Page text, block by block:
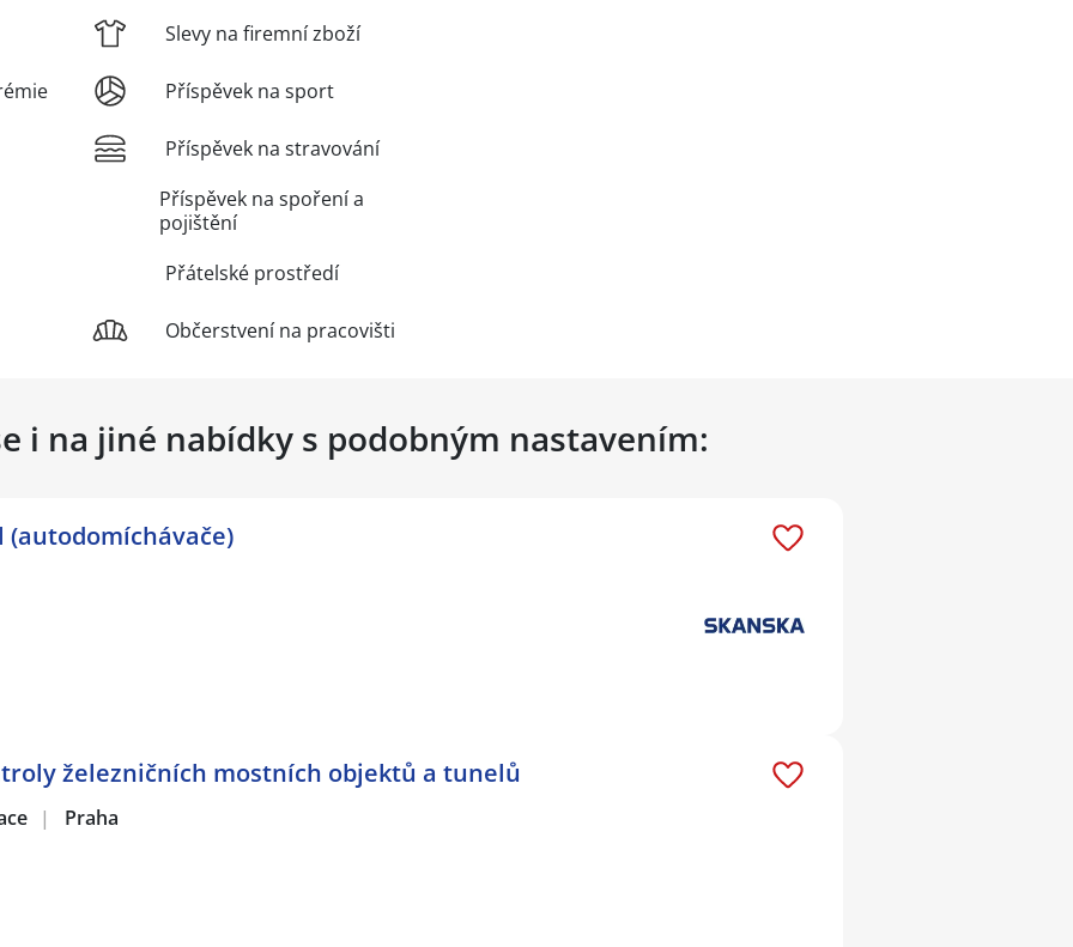
Slevy na firemní zboží
Příspěvek na sport
Příspěvek na stravování
Příspěvek na spoření a
pojištění
Přátelské prostředí
Občerstvení na pracovišti
i na jiné nabídky s podobným nastavením:
(autodomíchávače)
železničních mostních objektů a tunelů
| Praha